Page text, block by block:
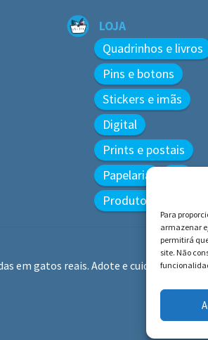
Para
armazenar
permitirá
site. Não
LOJA
Quadrinhos e livros
Pins e botons
Stickers e imãs
Digital
Prints e postais
Papelaria
Produtos diversos
em gatos reais. Adote e cuide dos gatos!